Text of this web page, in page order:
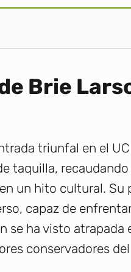
Brie
triunfal en el
taquilla,
un hito cultural. Su
capaz de
se ha visto
conservadores